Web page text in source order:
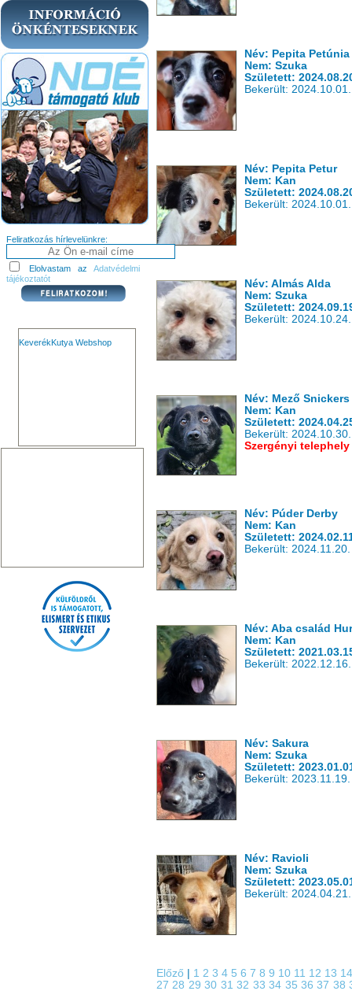
Feliratkozás hírlevelünkre:
Elolvastam az Adatvédelmi
tájékoztatót
KeverékKutya Webshop
Név: Pepita Petúnia
Nem: Szuka
Született:
Bekerült: 2024.10.01.
Név: Pepita Petur
Nem: Kan
Született:
Bekerült: 2024.10.01.
Név: Almás Alda
Nem: Szuka
Született:
Bekerült: 2024.10.24.
Név: Mező Snickers
Nem: Kan
Született:
Bekerült: 2024.10.30.
Szergényi telephely
Név: Púder Derby
Nem: Kan
Született:
Bekerült: 2024.11.20.
Név: Aba család
Nem: Kan
Született:
Bekerült: 2022.12.16.
Név: Sakura
Nem: Szuka
Született:
Bekerült: 2023.11.19.
Név: Ravioli
Nem: Szuka
Született:
Bekerült: 2024.04.21.
Előző 1 2 3 4 5 6 7 8 9 10 11 12 13
2728 2930 3132 3334 35 3637 38